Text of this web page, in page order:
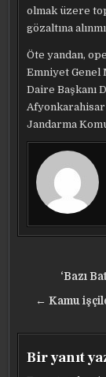
olmak üzere
gözaltına
Öte yandan,
Emniyet Genel
Daire Başkanı
Jandarma
‘Bazı
← Kamu
Bir yanıt